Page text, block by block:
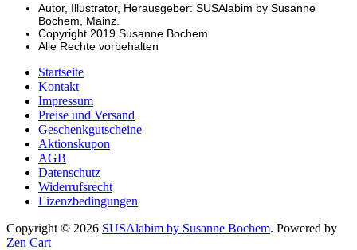
Autor, Illustrator, Herausgeber: SUSAlabim by Susanne
Bochem, Mainz.
Copyright 2019 Susanne Bochem
Alle Rechte vorbehalten
Startseite
Kontakt
Impressum
Preise und Versand
Geschenkgutscheine
Aktionskupon
AGB
Datenschutz
Widerrufsrecht
Lizenzbedingungen
Copyright © 2026 SUSAlabim by Susanne Bochem. Powered by
Zen Cart